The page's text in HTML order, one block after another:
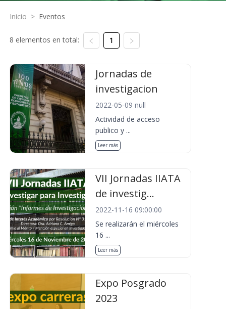
Inicio > Eventos
8 elementos en total: 1
Jornadas de
investigacion
2022-05-09 null
Actividad de acceso
publico y ...
Leer más
VII Jornadas IIATA
de investig...
2022-11-16 09:00:00
Se realizarán el miércoles
16 ...
Leer más
Expo Posgrado
2023